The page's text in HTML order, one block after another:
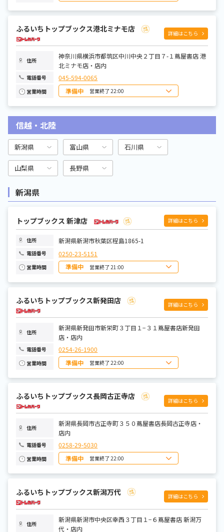
日曜日 10:00~21:00
月曜日
水曜日 10:00~21:00
木曜日 10:00~21:00
土曜日 10:00~21:00
ふるいちトップブックス港北ミナモ店 詳細はこちら
住所
神奈川県横浜市都筑区中川中央２丁目７-１蔦屋書店 港
北ミナモ店・店内
電話番号 045-594-0065
営業時間 準備中 営業終了 22:00
日曜日 9:00～22:00
火曜日 9:00～22:00
金曜日 9:00～22:00
土曜日 9:00～22:00
信越・北陸
新潟県 富山県 石川県
山梨県 長野県
新潟県
トップブックス 新津店 詳細はこちら
住所 新潟県新潟市秋葉区程島1865-1
電話番号 0250-23-5151
営業時間 準備中 営業終了 21:00
日曜日 9:00～21:00
月曜日
水曜日 9:00～21:00
木曜日 9:00～21:00
土曜日 9:00～21:00
ふるいちトップブックス新発田店 詳細はこちら
住所
新潟県新発田市新栄町３丁目１−３１蔦屋書店新発田
店・店内
電話番号 0254-26-1900
営業時間 準備中 営業終了 22:00
日曜日 8:00～22:00
月曜日
水曜日 9:00～22:00
木曜日 9:00～22:00
土曜日 8:00～22:00
ふるいちトップブックス長岡古正寺店 詳細はこちら
住所
新潟県長岡市古正寺町３５０蔦屋書店長岡古正寺店・
店内
電話番号 0258-29-5030
営業時間 準備中 営業終了 22:00
日曜日 8:00～22:00
水曜日 9:00～22:00
木曜日 9:00～22:00
土曜日 8:00～22:00
ふるいちトップブックス新潟万代 詳細はこちら
住所
新潟県新潟市中央区幸西３丁目１−６蔦屋書店 新潟万
代・店内